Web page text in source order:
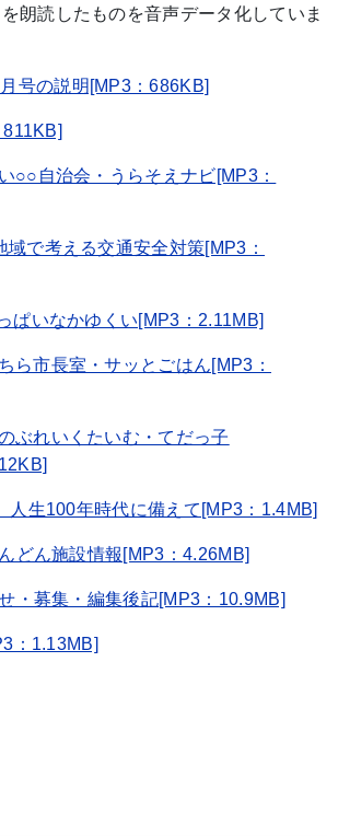
を朗読したものを音声データ化していま
号の説明[MP3：686KB]
○○自治会・うらそえナビ[MP3：
域で考える交通安全対策[MP3：
ぱいなかゆくい[MP3：2.11MB]
ら市長室・サッとごはん[MP3：
ぶれいくたいむ・てだっ子
人生100年時代に備えて[MP3：1.4MB]
どん施設情報[MP3：4.26MB]
・募集・編集後記[MP3：10.9MB]
：1.13MB]